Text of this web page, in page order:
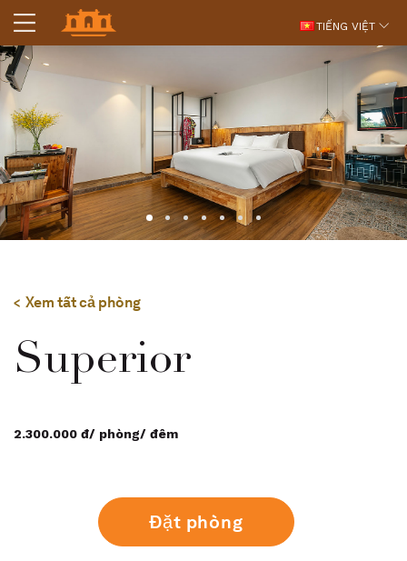
TIẾNG VIỆT
Xem tất cả phòng
Superior
2.300.000 đ/ phòng/ đêm
Đặt phòng